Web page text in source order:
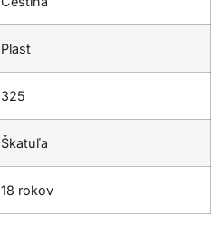
Plast
325
Škatuľa
18 rokov